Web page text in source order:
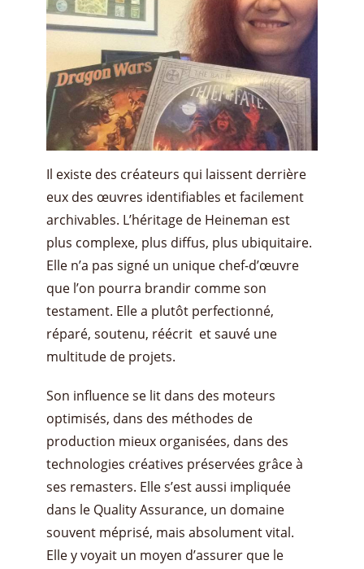
Il existe des créateurs qui laissent derrière
eux des œuvres identifiables et facilement
archivables. L’héritage de Heineman est
plus complexe, plus diffus, plus ubiquitaire.
Elle n’a pas signé un unique chef-d’œuvre
que l’on pourra brandir comme son
testament. Elle a plutôt perfectionné,
réparé, soutenu, réécrit et sauvé une
multitude de projets.
Son influence se lit dans des moteurs
optimisés, dans des méthodes de
production mieux organisées, dans des
technologies créatives préservées grâce à
ses remasters. Elle s’est aussi impliquée
dans le Quality Assurance, un domaine
souvent méprisé, mais absolument vital.
Elle y voyait un moyen d’assurer que le